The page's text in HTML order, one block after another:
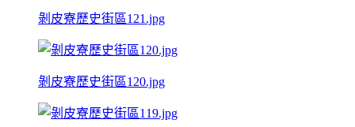
剝皮寮歷史街區121.jpg
剝皮寮歷史街區120.jpg